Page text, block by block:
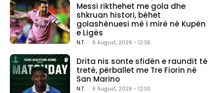
Messi rikthehet me gola dhe
shkruan histori, bëhet
golashënuesi më i mirë në Kupën
e Ligës
N.T. - 6 August, 2026 - 12:36
Drita nis sonte sfidën e raundit të
tretë, përballet me Tre Fiorin në
San Marino
N.T. - 6 August, 2026 - 12:30